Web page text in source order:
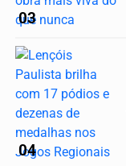
03
04